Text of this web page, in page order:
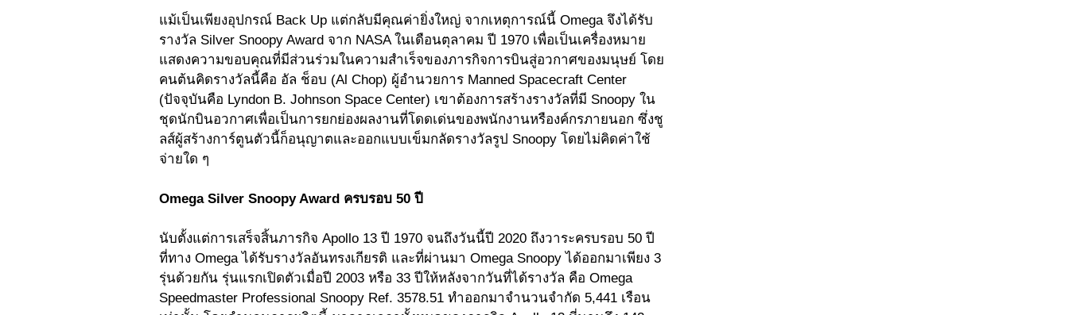
แม้เป็นเพียงอุปกรณ์ Back Up แต่กลับมีคุณค่ายิ่งใหญ่ จากเหตุการณ์นี้ Omega จึงได้รับ
รางวัล Silver Snoopy Award จาก NASA ในเดือนตุลาคม ปี 1970 เพื่อเป็นเครื่องหมาย
แสดงความขอบคุณที่มีส่วนร่วมในความสำเร็จของภารกิจการบินสู่อวกาศของมนุษย์ โดย
คนต้นคิดรางวัลนี้คือ อัล ช็อบ (Al Chop) ผู้อำนวยการ Manned Spacecraft Center
(ปัจจุบันคือ Lyndon B. Johnson Space Center) เขาต้องการสร้างรางวัลที่มี Snoopy ใน
ชุดนักบินอวกาศเพื่อเป็นการยกย่องผลงานที่โดดเด่นของพนักงานหรืองค์กรภายนอก ซึ่งชู
ลส์ผู้สร้างการ์ตูนตัวนี้ก็อนุญาตและออกแบบเข็มกลัดรางวัลรูป Snoopy โดยไม่คิดค่าใช้
จ่ายใด ๆ
Omega Silver Snoopy Award ครบรอบ 50 ปี
นับตั้งแต่การเสร็จสิ้นภารกิจ Apollo 13 ปี 1970 จนถึงวันนี้ปี 2020 ถึงวาระครบรอบ 50 ปี
ที่ทาง Omega ได้รับรางวัลอันทรงเกียรติ และที่ผ่านมา Omega Snoopy ได้ออกมาเพียง 3
รุ่นด้วยกัน รุ่นแรกเปิดตัวเมื่อปี 2003 หรือ 33 ปีให้หลังจากวันที่ได้รางวัล คือ Omega
Speedmaster Professional Snoopy Ref. 3578.51 ทำออกมาจำนวนจำกัด 5,441 เรือน